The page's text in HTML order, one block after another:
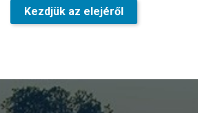
Kezdjük az elejéről